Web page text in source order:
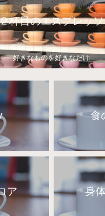
杯目のエスプレッソ
好きなものを好きなだけ
食
ア 身